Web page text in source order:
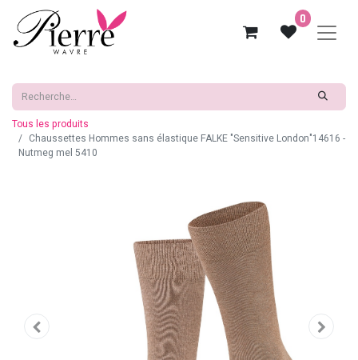
0
Tous les produits
Chaussettes Hommes sans élastique FALKE "Sensitive London"14616 -
Nutmeg mel 5410